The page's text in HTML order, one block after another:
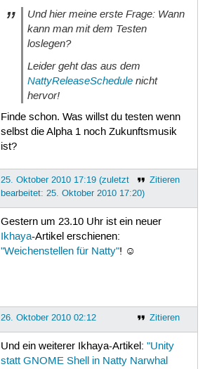
Und hier meine erste Frage: Wann
kann man mit dem Testen
loslegen?
Leider geht das aus dem
NattyReleaseSchedulenicht
hervor!
Finde schon. Was willst du testen wenn
selbst die Alpha 1 noch Zukunftsmusik
ist?
Zitieren
25. Oktober 2010 17:19 (zuletzt
bearbeitet: 25. Oktober 2010 17:20)
Gestern um 23.10 Uhr ist ein neuer
Ikhaya-Artikel erschienen:
"Weichenstellen für Natty"! ☺
Zitieren
26. Oktober 2010 02:12
Und ein weiterer Ikhaya-Artikel: "Unity
statt GNOME Shell in Natty Narwhal